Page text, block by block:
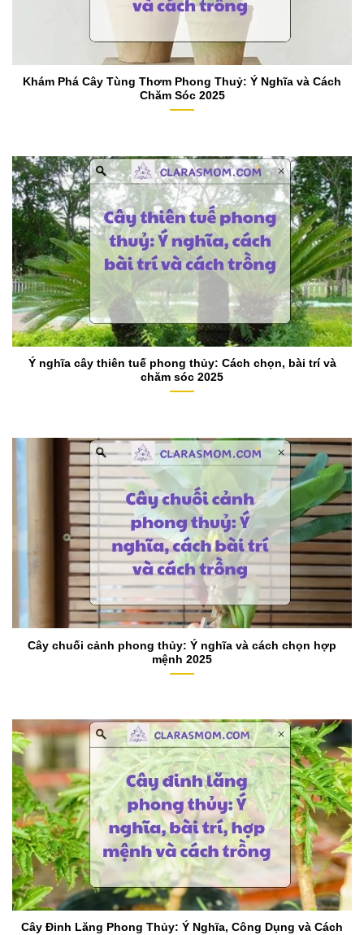
Khám Phá Cây Tùng Thơm Phong Thuỷ: Ý Nghĩa và Cách
Chăm Sóc 2025
Ý nghĩa cây thiên tuế phong thủy: Cách chọn, bài trí và
chăm sóc 2025
​Cây chuối cảnh phong thủy: Ý nghĩa và cách chọn hợp
mệnh 2025
Cây Đinh Lăng Phong Thủy: Ý Nghĩa, Công Dụng và Cách